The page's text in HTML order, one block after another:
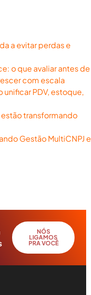
a evitar perdas e
o que avaliar antes de
com escala
PDV, estoque,
transformando
Gestão MultiCNPJ e
NÓS
LIGAMOS
PRA VOCÊ